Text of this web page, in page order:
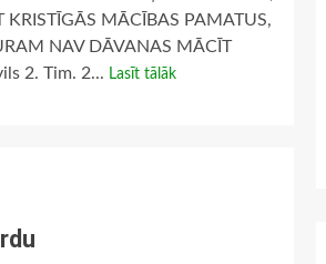
KRISTĪGĀS MĀCĪBAS PAMATUS,
NAV DĀVANAS MĀCĪT
2. Tim. 2... Lasīt tālāk